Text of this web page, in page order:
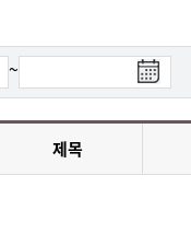
칭찬합시다
설문조사
자원봉사참여
적극행정
시민정보화교육
부모학교예약시스템
군산어린이시청
디지털배움터
강소연구개발특구
위원회 현황
행정구역/행정지도
자매결연/국제협력 도시
군산의 상징
~검
색
종
일
제목